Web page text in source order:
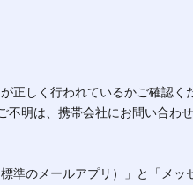
正しく行われているかご確認く
明は、携帯会社にお問い合わせ
準のメールアプリ）」と「メッ